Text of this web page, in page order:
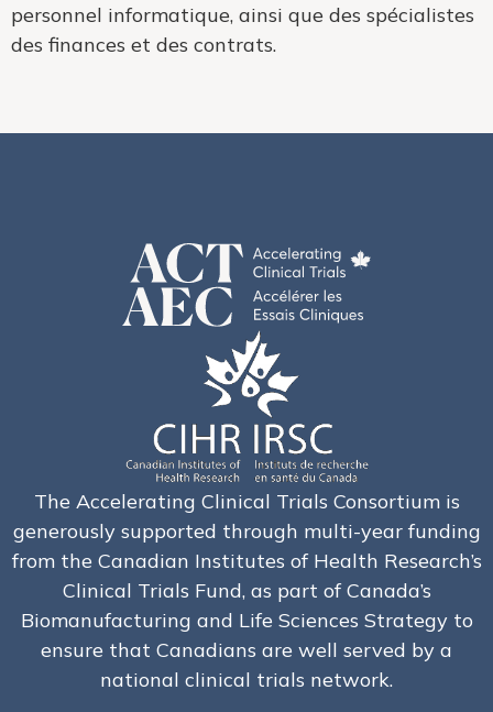
personnel informatique, ainsi que des spécialistes
des finances et des contrats.
The Accelerating Clinical Trials Consortium is
generously supported through multi-year funding
from the Canadian Institutes of Health Research’s
Clinical Trials Fund, as part of Canada’s
Biomanufacturing and Life Sciences Strategy to
ensure that Canadians are well served by a
national clinical trials network.